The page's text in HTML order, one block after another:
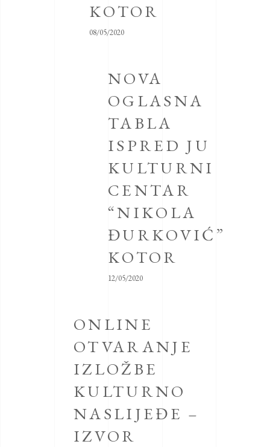
KOTOR
08/05/2020
NOVA
OGLASNA
TABLA
ISPRED JU
KULTURNI
CENTAR
“NIKOLA
ĐURKOVIĆ”
KOTOR
12/05/2020
ONLINE
OTVARANJE
IZLOŽBE
KULTURNO
NASLIJEĐE –
IZVOR